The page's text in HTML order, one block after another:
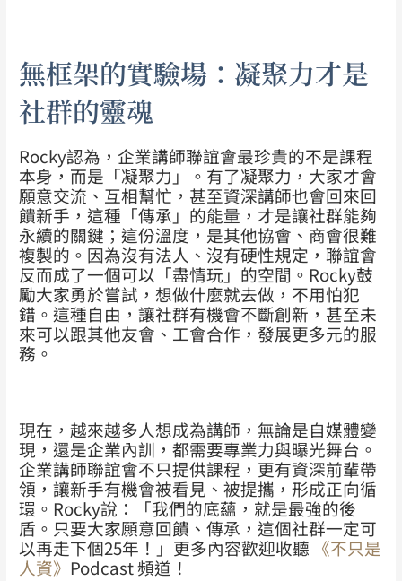
無框架的實驗場：凝聚力才是
社群的靈魂
Rocky認為，企業講師聯誼會最珍貴的不是課程
本身，而是「凝聚力」。有了凝聚力，大家才會
願意交流、互相幫忙，甚至資深講師也會回來回
饋新手，這種「傳承」的能量，才是讓社群能夠
永續的關鍵；這份溫度，是其他協會、商會很難
複製的。因為沒有法人、沒有硬性規定，聯誼會
反而成了一個可以「盡情玩」的空間。Rocky鼓
勵大家勇於嘗試，想做什麼就去做，不用怕犯
錯。這種自由，讓社群有機會不斷創新，甚至未
來可以跟其他友會、工會合作，發展更多元的服
務。
現在，越來越多人想成為講師，無論是自媒體變
現，還是企業內訓，都需要專業力與曝光舞台。
企業講師聯誼會不只提供課程，更有資深前輩帶
領，讓新手有機會被看見、被提攜，形成正向循
環。Rocky說：「我們的底蘊，就是最強的後
盾。只要大家願意回饋、傳承，這個社群一定可
以再走下個25年！」 更多內容歡迎收聽 《不只是
人資》 Podcast 頻道！